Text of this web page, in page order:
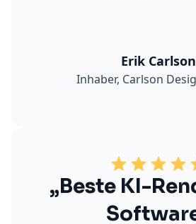
Erik Carlson
Inhaber, Carlson
„Beste KI-